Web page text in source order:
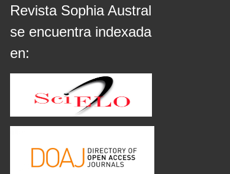
Revista Sophia Austral
se encuentra indexada
en: